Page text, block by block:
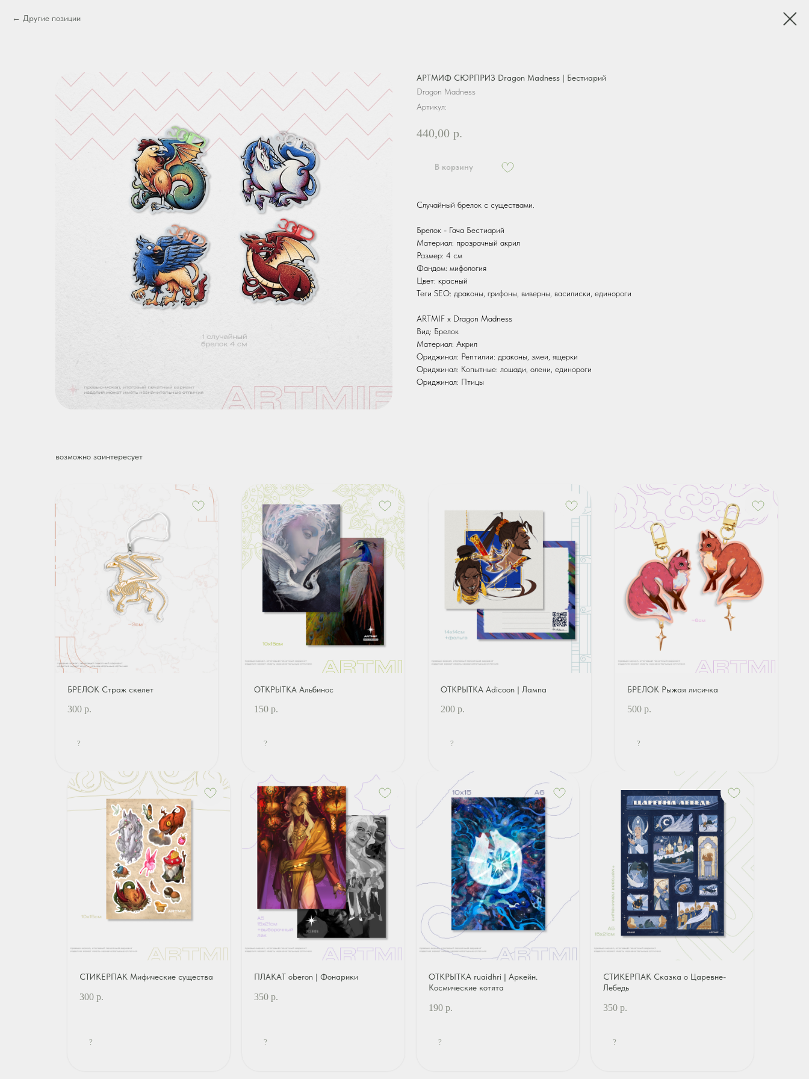
Другие позиции
АРТМИФ СЮРПРИЗ Dragon Madness | Бестиарий
Dragon Madness
Артикул:
440,00 р.
В корзину
Случайный брелок с существами.
Брелок - Гача Бестиарий
Материал: прозрачный акрил
Размер: 4 см
Фандом: мифология
Цвет: красный
Теги SEO: драконы, грифоны, виверны, василиски, единороги
ARTMIF х Dragon Madness
Вид: Брелок
Материал: Акрил
Ориджинал: Рептилии: драконы, змеи, ящерки
Ориджинал: Копытные: лошади, олени, единороги
Ориджинал: Птицы
возможно заинтересует
БРЕЛОК Страж скелет
300 р.
?
ОТКРЫТКА Альбинос
150 р.
?
ОТКРЫТКА Adicoon | Лампа
200 р.
?
БРЕЛОК Рыжая лисичка
500 р.
?
СТИКЕРПАК Мифические существа
300 р.
?
ПЛАКАТ oberon | Фонарики
350 р.
?
ОТКРЫТКА ruaidhri | Аркейн.
Космические котята
190 р.
?
СТИКЕРПАК Сказка о Царевне-
Лебедь
350 р.
?